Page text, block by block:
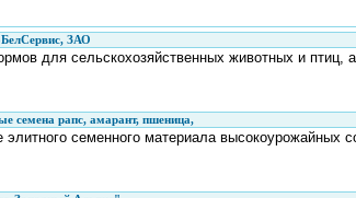
ЗАО
для сельскохозяйственных животных и
семена рапс, амарант, пшеница,
семенного материала высокоурожайных